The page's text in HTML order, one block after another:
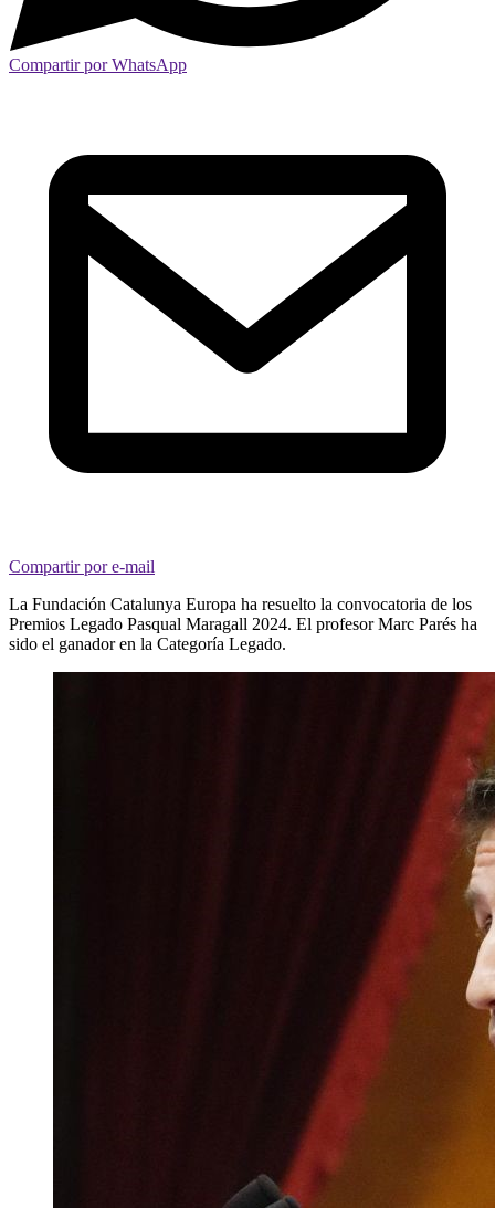
Compartir por WhatsApp
Compartir por e-mail
La Fundación Catalunya Europa ha resuelto la convocatoria de los
Premios Legado Pasqual Maragall 2024. El profesor Marc Parés ha
sido el ganador en la Categoría Legado.